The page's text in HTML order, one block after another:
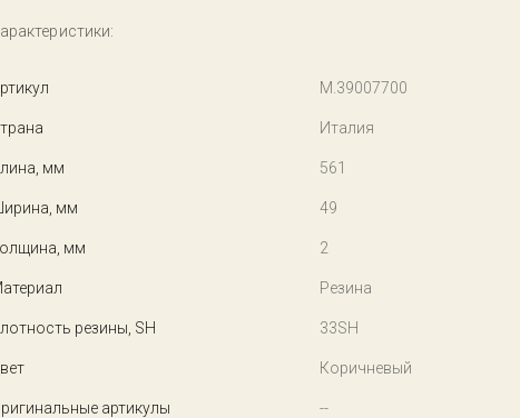
M.39007700
Италия
мм 561
мм 49
мм 2
Резина
резины, SH 33SH
Коричневый
артикулы --